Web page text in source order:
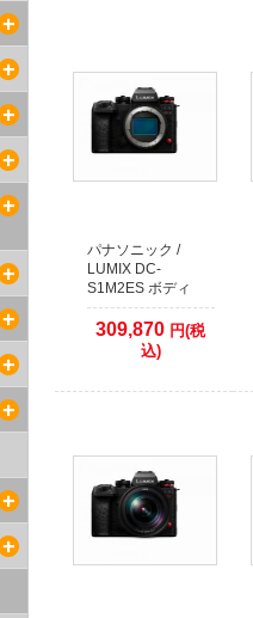
2017年05月12日
クレジットカード本人認
安全はお買い物の為にも
各クレジットカード会社の
送となります。
1日程度(場合により2、3日
2021年09月26日
【お知らせ】代金引換で
します。
すので納期が余分にかかり
あらかじめご了承ください
2017年12月09日
パナソニック /
LUMIX DC-
S1M2ES ボディ
309,870 円(税
込)